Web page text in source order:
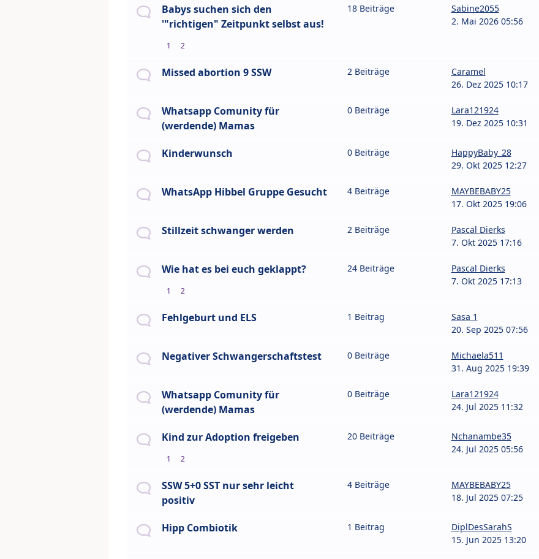
Babys suchen sich den
'"richtigen" Zeitpunkt selbst aus!
1 2
18 Beiträge
Sabine2055
2. Mai 2026 05:56
Missed abortion 9 SSW 2 Beiträge
Caramel
26. Dez 2025 10:17
Whatsapp Comunity für
(werdende) Mamas
0 Beiträge
Lara121924
19. Dez 2025 10:31
Kinderwunsch 0 Beiträge
HappyBaby_28
29. Okt 2025 12:27
WhatsApp Hibbel Gruppe Gesucht 4 Beiträge
MAYBEBABY25
17. Okt 2025 19:06
Stillzeit schwanger werden 2 Beiträge
Pascal Dierks
7. Okt 2025 17:16
Wie hat es bei euch geklappt?
1 2
24 Beiträge
Pascal Dierks
7. Okt 2025 17:13
Fehlgeburt und ELS 1 Beitrag
Sasa 1
20. Sep 2025 07:56
Negativer Schwangerschaftstest 0 Beiträge
Michaela511
31. Aug 2025 19:39
Whatsapp Comunity für
(werdende) Mamas
0 Beiträge
Lara121924
24. Jul 2025 11:32
Kind zur Adoption freigeben
1 2
20 Beiträge
Nchanambe35
24. Jul 2025 05:56
SSW 5+0 SST nur sehr leicht
positiv
4 Beiträge
MAYBEBABY25
18. Jul 2025 07:25
Hipp Combiotik 1 Beitrag
DiplDesSarahS
15. Jun 2025 13:20